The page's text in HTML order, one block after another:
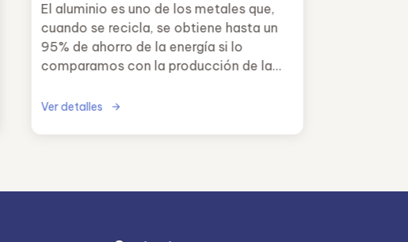
El aluminio es uno de los metales que,
cuando se recicla, se obtiene hasta un
95% de ahorro de la energía si lo
comparamos con la producción de la
Ver detalles